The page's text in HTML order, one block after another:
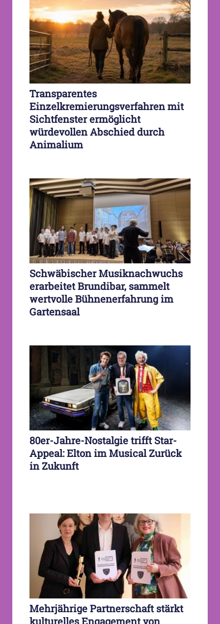
Transparentes
Einzelkremierungsverfahren mit
Sichtfenster ermöglicht
würdevollen Abschied durch
Animalium
Schwäbischer Musiknachwuchs
erarbeitet Brundibar, sammelt
wertvolle Bühnenerfahrung im
Gartensaal
80er-Jahre-Nostalgie trifft Star-
Appeal: Elton im Musical Zurück
in Zukunft
Mehrjährige Partnerschaft stärkt
kulturelles Engagement von